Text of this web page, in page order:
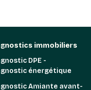
immobiliers
DPE -
énergétique
Amiante avant-